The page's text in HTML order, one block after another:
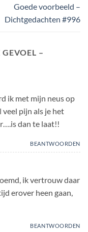
Goede voorbeeld –
Dichtgedachten #996
–
ik met mijn neus op
pijn als je het
dan te laat!!
BEANTWOORDEN
ik vertrouw daar
erover heen gaan,
BEANTWOORDEN